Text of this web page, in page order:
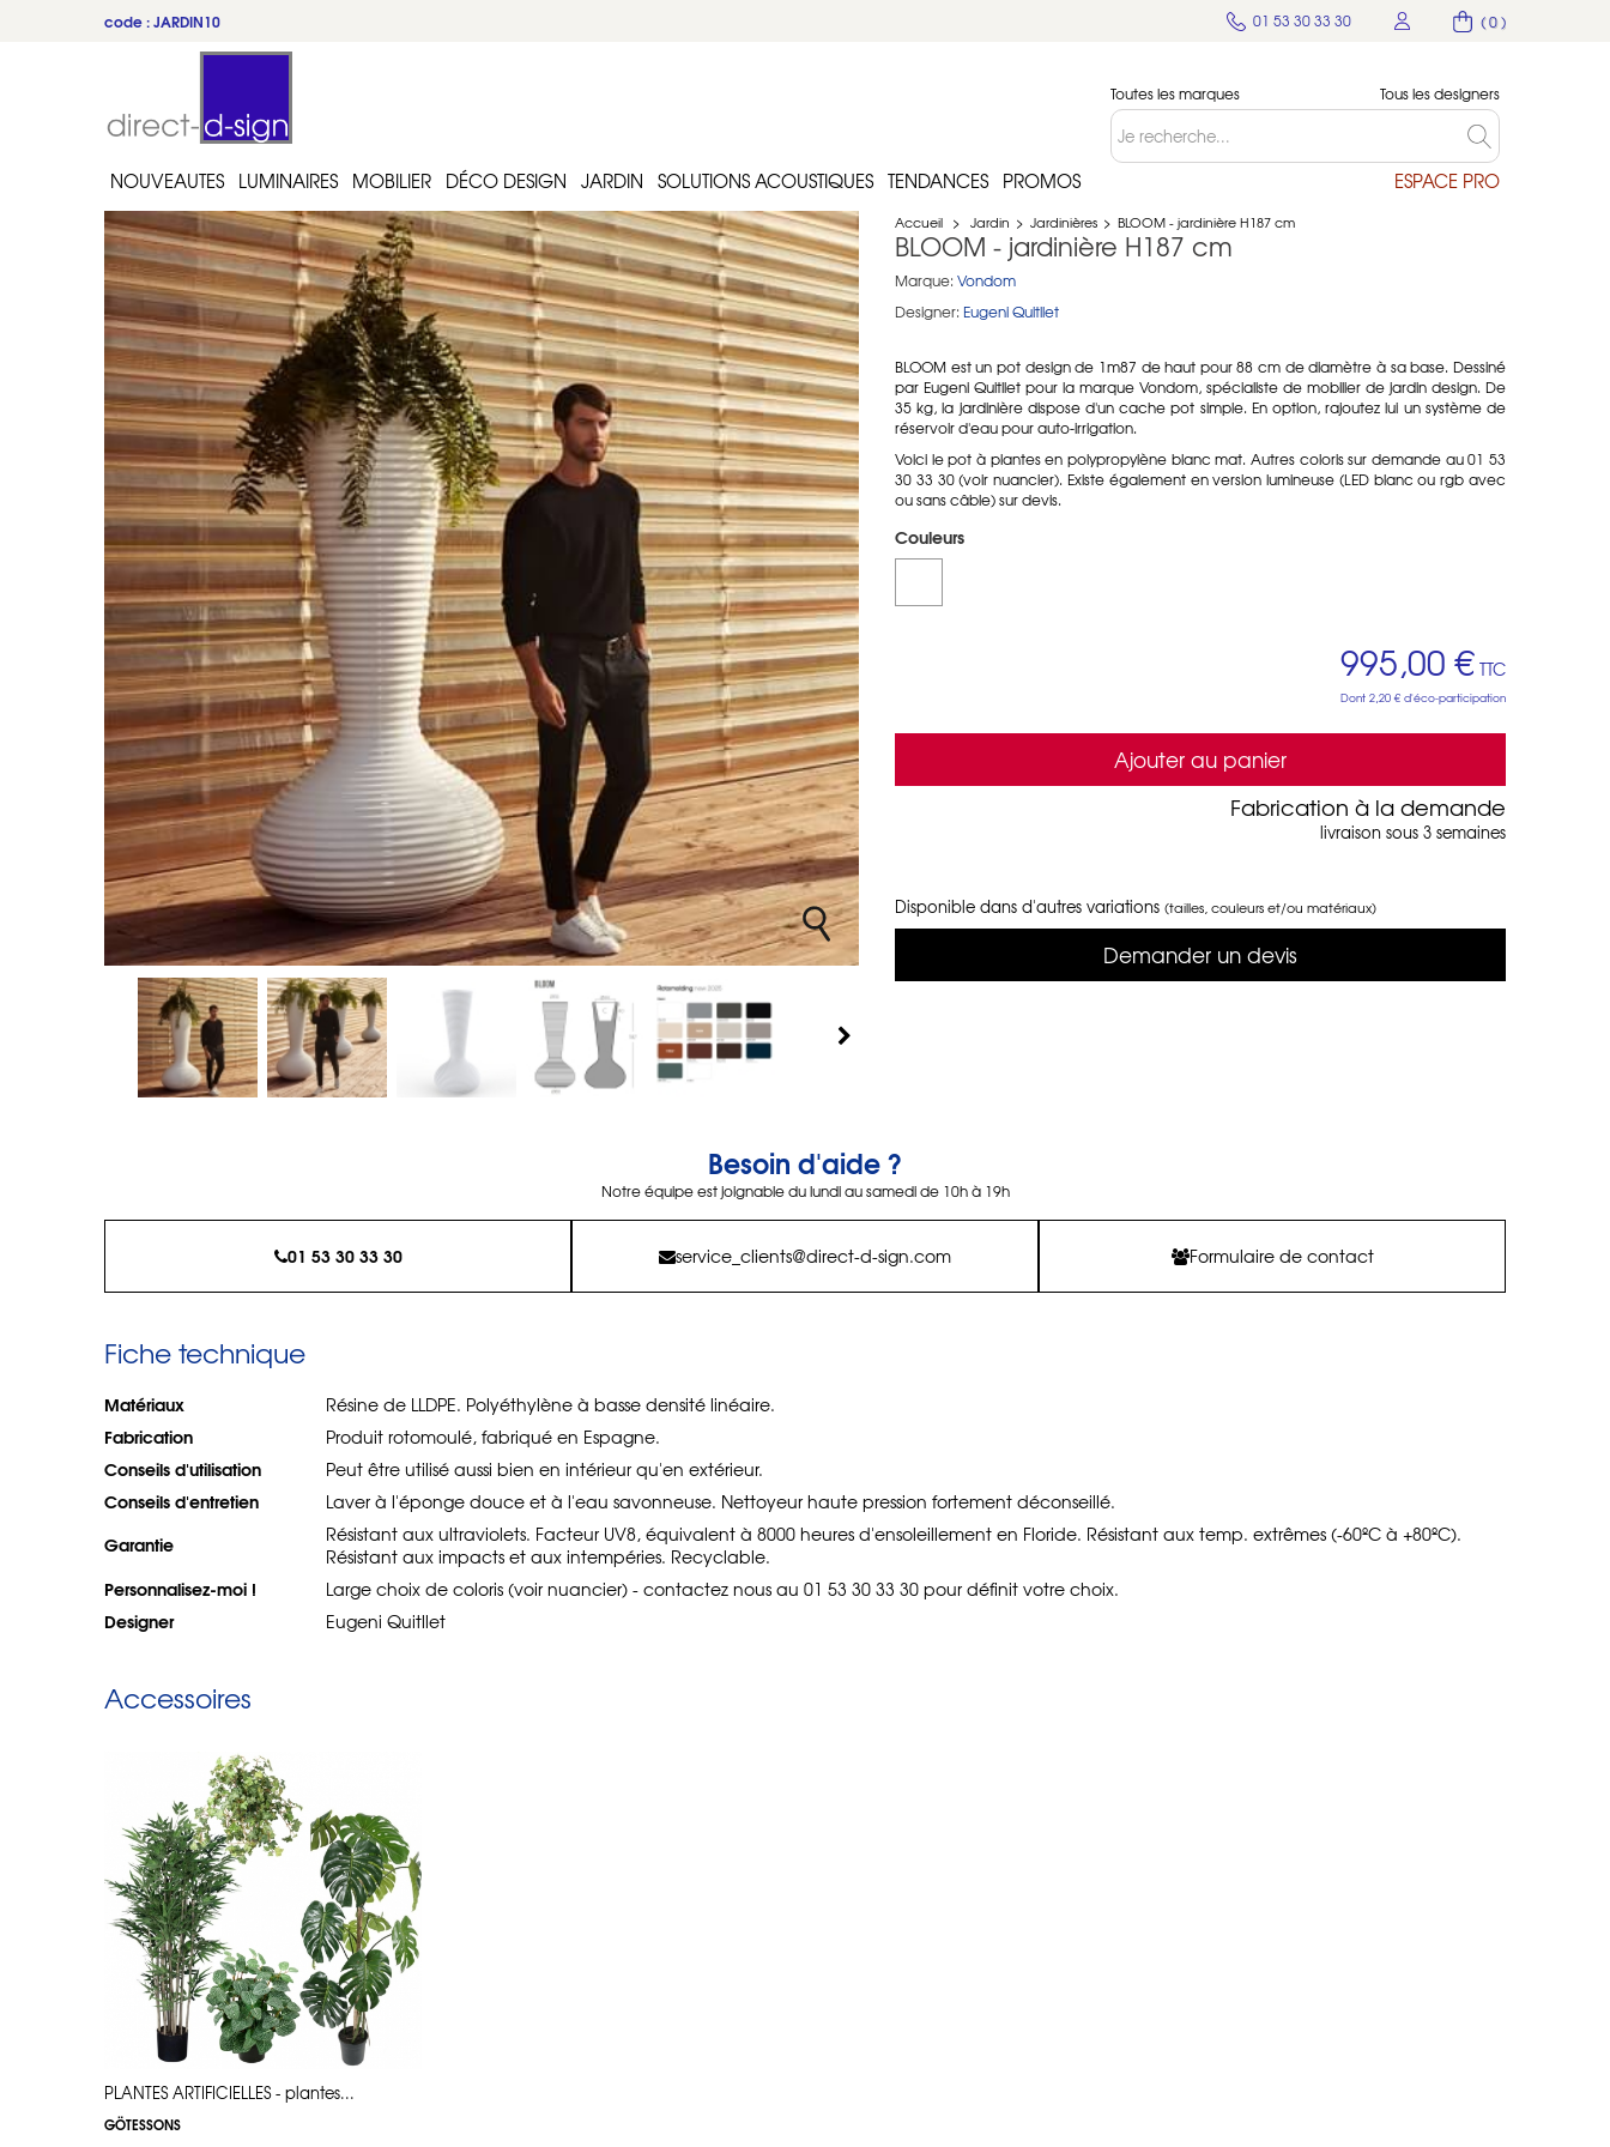
( 0 )
01 53 30 33 30
code : JARDIN10
Toutes les marques Tous les designers
NOUVEAUTES LUMINAIRES MOBILIER DÉCO DESIGN JARDIN SOLUTIONS ACOUSTIQUES TENDANCES PROMOS ESPACE PRO
Accueil > Jardin > Jardinières > BLOOM - jardinière H187 cm
BLOOM - jardinière H187 cm
Marque: Vondom
Designer: Eugeni Quitllet
BLOOM est un pot design de 1m87 de haut pour 88 cm de diamètre à sa base. Dessiné
par Eugeni Quitllet pour la marque Vondom, spécialiste de mobilier de jardin design. De
35 kg, la jardinière dispose d'un cache pot simple. En option, rajoutez lui un système de
réservoir d'eau pour auto-irrigation.
Voici le pot à plantes en polypropylène blanc mat. Autres coloris sur demande au 01 53
30 33 30 (voir nuancier). Existe également en version lumineuse (LED blanc ou rgb avec
ou sans câble) sur devis.
Couleurs
995,00 € TTC
Dont 2,20 € d'éco-participation
Ajouter au panier
Fabrication à la demande
livraison sous 3 semaines
Disponible dans d'autres variations (tailles, couleurs et/ou matériaux)
Demander un devis
Besoin d'aide ?
Notre équipe est joignable du lundi au samedi de 10h à 19h
01 53 30 33 30 service_clients@direct-d-sign.com Formulaire de contact
Fiche technique
Matériaux Résine de LLDPE. Polyéthylène à basse densité linéaire.
Fabrication Produit rotomoulé, fabriqué en Espagne.
Conseils d'utilisation Peut être utilisé aussi bien en intérieur qu'en extérieur.
Conseils d'entretien Laver à l'éponge douce et à l'eau savonneuse. Nettoyeur haute pression fortement déconseillé.
Garantie
Résistant aux ultraviolets. Facteur UV8, équivalent à 8000 heures d'ensoleillement en Floride. Résistant aux temp. extrêmes (-60ºC à +80ºC).
Résistant aux impacts et aux intempéries. Recyclable.
Personnalisez-moi ! Large choix de coloris (voir nuancier) - contactez nous au 01 53 30 33 30 pour définit votre choix.
Designer Eugeni Quitllet
Accessoires
PLANTES ARTIFICIELLES - plantes...
GÖTESSONS